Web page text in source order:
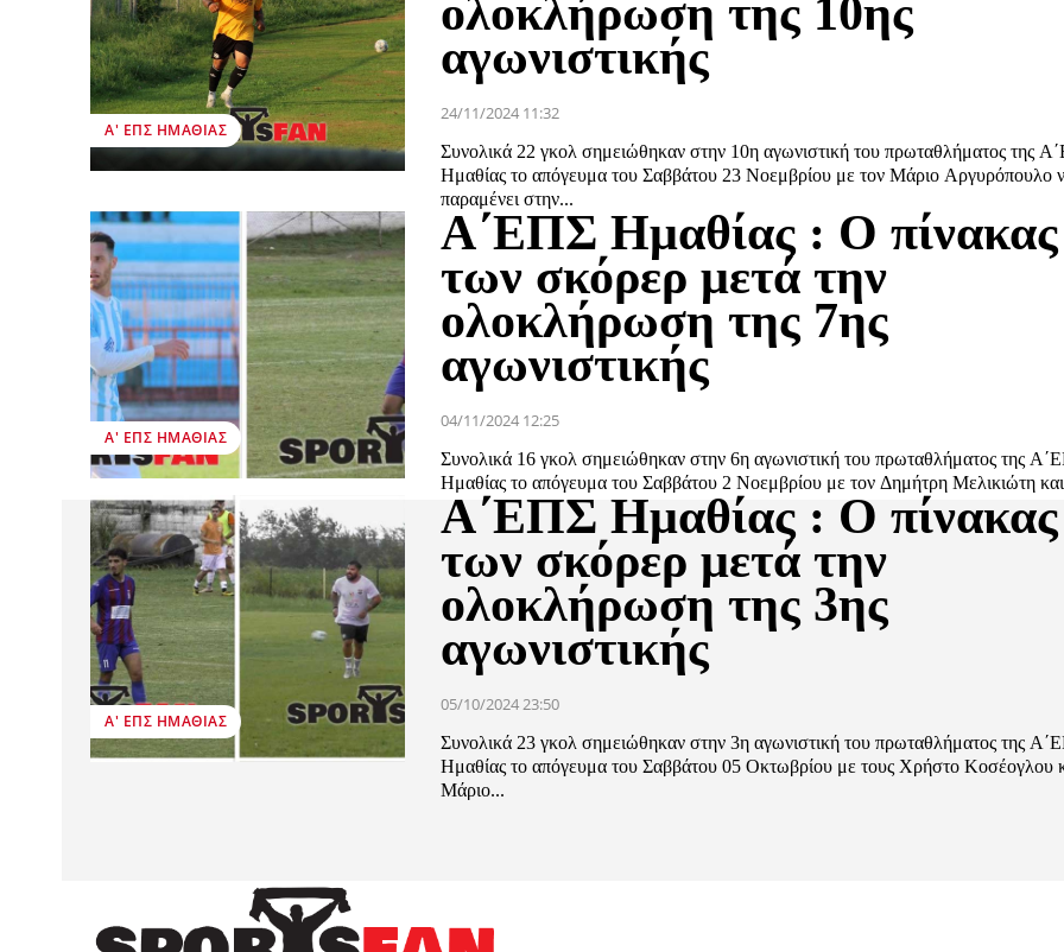
Α' ΕΠΣ ΗΜΑΘΊΑΣ
ολοκλήρωση της 10ης
αγωνιστικής
24/11/2024 11:32
Συνολικά 22 γκολ σημειώθηκαν στην 10η αγωνιστική του πρωταθλήματος της
Ημαθίας το απόγευμα του Σαββάτου 23 Νοεμβρίου με τον Μάριο Αργυρόπουλο
παραμένει στην...
Α' ΕΠΣ ΗΜΑΘΊΑΣ
Α΄ΕΠΣ Ημαθίας : Ο πίνακας
των σκόρερ μετά την
ολοκλήρωση της 7ης
αγωνιστικής
04/11/2024 12:25
Συνολικά 16 γκολ σημειώθηκαν στην 6η αγωνιστική του πρωταθλήματος της
Ημαθίας το απόγευμα του Σαββάτου 2 Νοεμβρίου με τον Δημήτρη Μελικιώτη
Α' ΕΠΣ ΗΜΑΘΊΑΣ
Α΄ΕΠΣ Ημαθίας : Ο πίνακας
των σκόρερ μετά την
ολοκλήρωση της 3ης
αγωνιστικής
05/10/2024 23:50
Συνολικά 23 γκολ σημειώθηκαν στην 3η αγωνιστική του πρωταθλήματος της
Ημαθίας το απόγευμα του Σαββάτου 05 Οκτωβρίου με τους Χρήστο Κοσέογλου
Μάριο...